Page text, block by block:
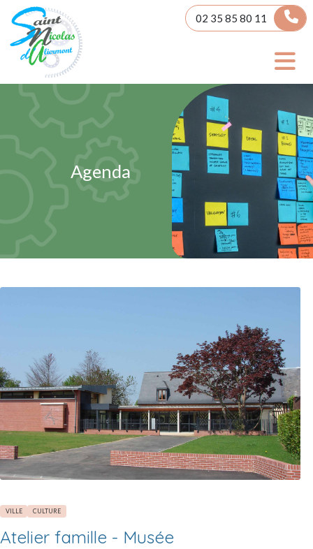
02 35 85 80 11
Agenda
VILLE CULTURE
Atelier famille - Musée
Panneau de gestion des cookies